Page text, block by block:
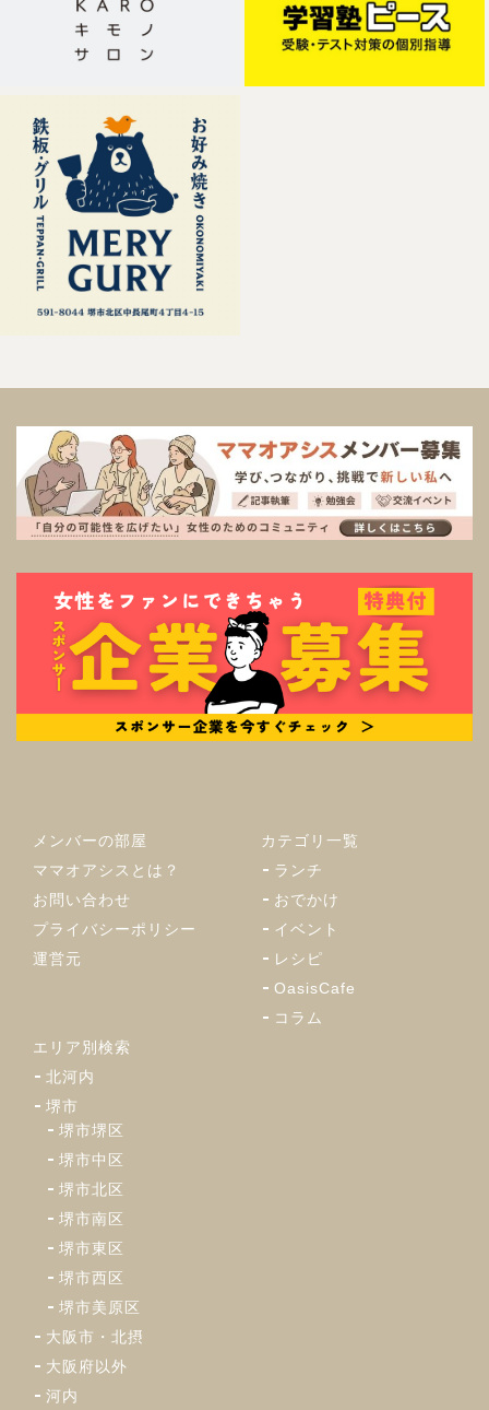
メンバーの部屋
ママオアシスとは？
お問い合わせ
プライバシーポリシー
運営元
カテゴリ一覧
ランチ
おでかけ
イベント
レシピ
OasisCafe
コラム
エリア別検索
北河内
堺市
堺市堺区
堺市中区
堺市北区
堺市南区
堺市東区
堺市西区
堺市美原区
大阪市・北摂
大阪府以外
河内